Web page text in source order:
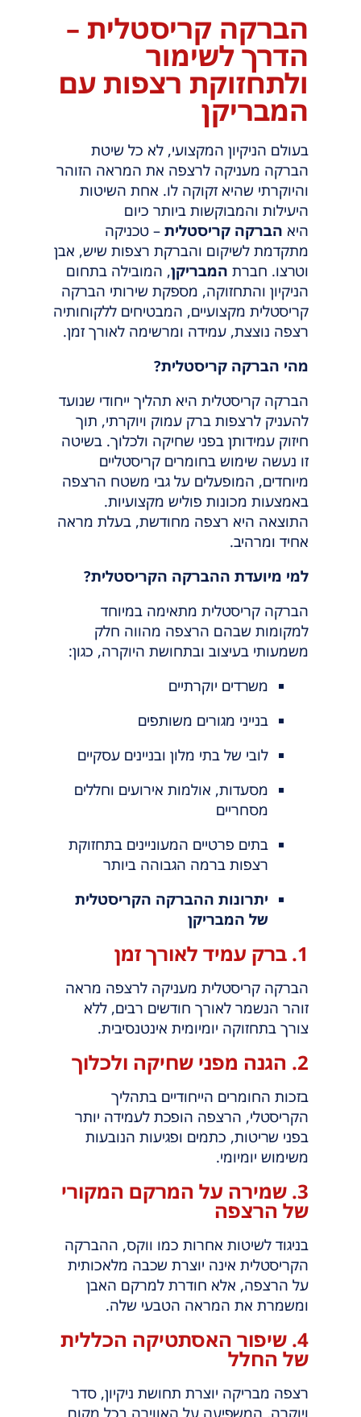
הברקה קריסטלית –
הדרך לשימור
ולתחזוקת רצפות עם
המבריקן
בעולם הניקיון המקצועי, לא כל שיטת
הברקה מעניקה לרצפה את המראה הזוהר
והיוקרתי שהיא זקוקה לו. אחת השיטות
היעילות והמבוקשות ביותר כיום
היא הברקה קריסטלית – טכניקה
מתקדמת לשיקום והברקת רצפות שיש, אבן
וטרצו. חברת המבריקן, המובילה בתחום
הניקיון והתחזוקה, מספקת שירותי הברקה
קריסטלית מקצועיים, המבטיחים ללקוחותיה
רצפה נוצצת, עמידה ומרשימה לאורך זמן.
מהי הברקה קריסטלית?
הברקה קריסטלית היא תהליך ייחודי שנועד
להעניק לרצפות ברק עמוק ויוקרתי, תוך
חיזוק עמידותן בפני שחיקה ולכלוך. בשיטה
זו נעשה שימוש בחומרים קריסטליים
מיוחדים, המופעלים על גבי משטח הרצפה
באמצעות מכונות פוליש מקצועיות.
התוצאה היא רצפה מחודשת, בעלת מראה
אחיד ומרהיב.
למי מיועדת ההברקה הקריסטלית?
הברקה קריסטלית מתאימה במיוחד
למקומות שבהם הרצפה מהווה חלק
משמעותי בעיצוב ובתחושת היוקרה, כגון:
משרדים יוקרתיים
בנייני מגורים משותפים
לובי של בתי מלון ובניינים עסקיים
מסעדות, אולמות אירועים וחללים
מסחריים
בתים פרטיים המעוניינים בתחזוקת
רצפות ברמה הגבוהה ביותר
יתרונות ההברקה הקריסטלית
של המבריקן
1. ברק עמיד לאורך זמן
הברקה קריסטלית מעניקה לרצפה מראה
זוהר הנשמר לאורך חודשים רבים, ללא
צורך בתחזוקה יומיומית אינטנסיבית.
2. הגנה מפני שחיקה ולכלוך
בזכות החומרים הייחודיים בתהליך
הקריסטלי, הרצפה הופכת לעמידה יותר
בפני שריטות, כתמים ופגיעות הנובעות
משימוש יומיומי.
3. שמירה על המרקם המקורי
של הרצפה
בניגוד לשיטות אחרות כמו ווקס, ההברקה
הקריסטלית אינה יוצרת שכבה מלאכותית
על הרצפה, אלא חודרת למרקם האבן
ומשמרת את המראה הטבעי שלה.
4. שיפור האסתטיקה הכללית
של החלל
רצפה מבריקה יוצרת תחושת ניקיון, סדר
ויוקרה, המשפיעה על האווירה בכל מקום